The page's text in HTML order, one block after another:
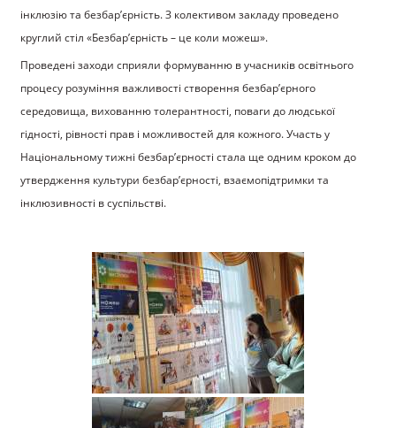
інклюзію та безбар’єрність. З колективом закладу проведено
круглий стіл «Безбар’єрність – це коли можеш».
Проведені заходи сприяли формуванню в учасників освітнього
процесу розуміння важливості створення безбар’єрного
середовища, вихованню толерантності, поваги до людської
гідності, рівності прав і можливостей для кожного. Участь у
Національному тижні безбар’єрності стала ще одним кроком до
утвердження культури безбар’єрності, взаємопідтримки та
інклюзивності в суспільстві.